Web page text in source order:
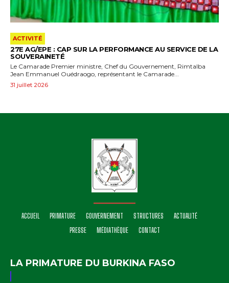
ACTIVITÉ
27E AG/EPE : CAP SUR LA PERFORMANCE AU SERVICE DE LA
SOUVERAINETÉ
‎Le Camarade Premier ministre, Chef du Gouvernement, Rimtalba
Jean Emmanuel Ouédraogo, représentant le Camarade...
31 juillet 2026
ACCUEIL PRIMATURE GOUVERNEMENT STRUCTURES
ACTUALITÉ
PRESSE
MÉDIATHÈQUE CONTACT
LA PRIMATURE DU BURKINA FASO